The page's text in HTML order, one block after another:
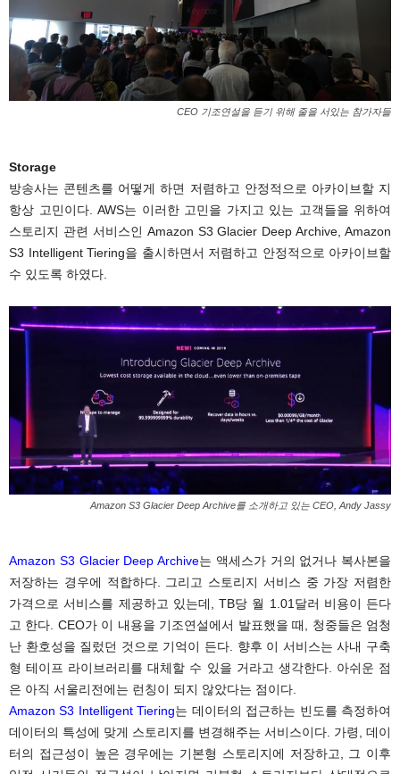
CEO 기조연설을 듣기 위해 줄을 서있는 참가자들
Storage
방송사는 콘텐츠를 어떻게 하면 저렴하고 안정적으로 아카이브할 지
항상 고민이다. AWS는 이러한 고민을 가지고 있는 고객들을 위하여
스토리지 관련 서비스인 Amazon S3 Glacier Deep Archive, Amazon
S3 Intelligent Tiering을 출시하면서 저렴하고 안정적으로 아카이브할
수 있도록 하였다.
Amazon S3 Glacier Deep Archive를 소개하고 있는 CEO, Andy Jassy
Amazon S3 Glacier Deep Archive는 액세스가 거의 없거나 복사본을
저장하는 경우에 적합하다. 그리고 스토리지 서비스 중 가장 저렴한
가격으로 서비스를 제공하고 있는데, TB당 월 1.01달러 비용이 든다
고 한다. CEO가 이 내용을 기조연설에서 발표했을 때, 청중들은 엄청
난 환호성을 질렀던 것으로 기억이 든다. 향후 이 서비스는 사내 구축
형 테이프 라이브러리를 대체할 수 있을 거라고 생각한다. 아쉬운 점
은 아직 서울리전에는 런칭이 되지 않았다는 점이다.
Amazon S3 Intelligent Tiering는 데이터의 접근하는 빈도를 측정하여
데이터의 특성에 맞게 스토리지를 변경해주는 서비스이다. 가령, 데이
터의 접근성이 높은 경우에는 기본형 스토리지에 저장하고, 그 이후